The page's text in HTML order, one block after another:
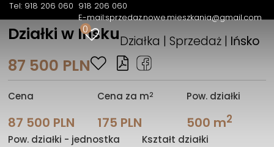
Tel: 918 206 060 918 206 060
E-mail:sprzedaz.nowe.mieszkania@gmail.com
0
Działki w InskuDziałka | Sprzedaż | Ińsko
87 500 PLN
Cena
87 500 PLN
Cena za m2
175 PLN
Pow. działki
500 m2
Pow. działki - jednostka Kształt działki